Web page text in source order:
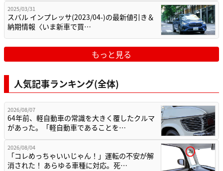
2025/03/31
スバル インプレッサ(2023/04-)の最新値引き＆
納期情報〈いま新車で買…
もっと見る
人気記事ランキング(全体)
2026/08/07
64年前、軽自動車の常識を大きく覆したクルマ
があった。「軽自動車であることを…
2026/08/04
「コレめっちゃいいじゃん！」運転の不安が解
消された！ あらゆる車種に対応。死…